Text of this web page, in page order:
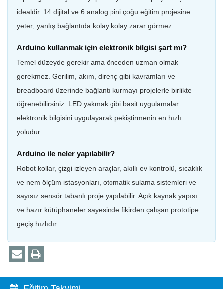
idealdir. 14 dijital ve 6 analog pini çoğu eğitim projesine
yeter; yanlış bağlantıda kolay kolay zarar görmez.
Arduino kullanmak için elektronik bilgisi şart mı?
Temel düzeyde gerekir ama önceden uzman olmak
gerekmez. Gerilim, akım, direnç gibi kavramları ve
breadboard üzerinde bağlantı kurmayı projelerle birlikte
öğrenebilirsiniz. LED yakmak gibi basit uygulamalar
elektronik bilgisini uygulayarak pekiştirmenin en hızlı
yoludur.
Arduino ile neler yapılabilir?
Robot kollar, çizgi izleyen araçlar, akıllı ev kontrolü, sıcaklık
ve nem ölçüm istasyonları, otomatik sulama sistemleri ve
sayısız sensör tabanlı proje yapılabilir. Açık kaynak yapısı
ve hazır kütüphaneler sayesinde fikirden çalışan prototipe
geçiş hızlıdır.